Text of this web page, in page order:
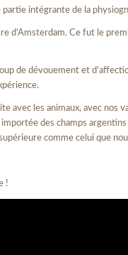
intégrante de la
d’Amsterdam. Ce fut le
de dévouement et
avec les animaux, avec nos
des champs
comme celui que
!